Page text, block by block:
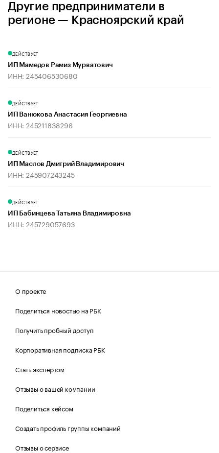
Другие предприниматели в
регионе — Красноярский край
ДЕЙСТВУЕТ
ИП Мамедов Рамиз Мурватович
ИНН: 245406530680
ДЕЙСТВУЕТ
ИП Ванюкова Анастасия Георгиевна
ИНН: 245211838296
ДЕЙСТВУЕТ
ИП Маслов Дмитрий Владимирович
ИНН: 245907243245
ДЕЙСТВУЕТ
ИП Бабинцева Татьяна Владимировна
ИНН: 245729057693
О проекте
Поделиться новостью на РБК
Получить пробный доступ
Корпоративная подписка РБК
Стать экспертом
Отзывы о вашей компании
Поделиться кейсом
Создать профиль группы компаний
Отзывы о сервисе